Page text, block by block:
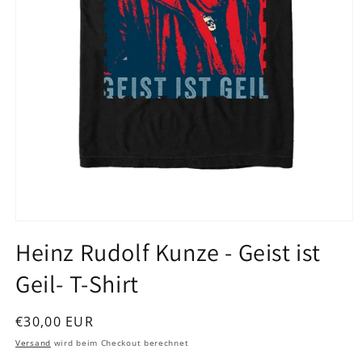
in
Modal
öffnen
Heinz Rudolf Kunze - Geist ist
Geil- T-Shirt
Normaler
Preis
€30,00 EUR
Versand wird beim Checkout berechnet